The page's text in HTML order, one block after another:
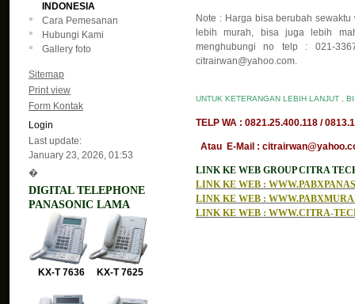
INDONESIA
Cara Pemesanan
Hubungi Kami
Gallery foto
Sitemap
Print view
Form Kontak
Login
Last update:
January 23, 2026, 01:53
�
DIGITAL TELEPHONE
PANASONIC LAMA
KX-T 7636 KX-T 7625
Note : Harga bisa berubah
lebih murah, bisa juga lebih
menghubungi no telp : 021-
citrairwan@yahoo.com.
UNTUK KETERANGAN LEBIH LANJUT ,
TELP WA : 0821.25.400.118 /
Atau E-Mail :
LINK KE WEB GROUP CITRA
LINK KE WEB :
LINK KE WEB :
LINK KE WEB : WWW.CITRA-